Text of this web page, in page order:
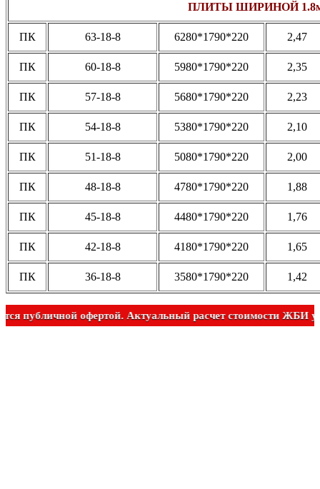
ПЛИТЫ ШИРИНОЙ
ПК 63-18-8 6280*1790*220 2,47
ПК 60-18-8 5980*1790*220 2,35
ПК 57-18-8 5680*1790*220 2,23
ПК 54-18-8 5380*1790*220 2,10
ПК 51-18-8 5080*1790*220 2,00
ПК 48-18-8 4780*1790*220 1,88
ПК 45-18-8 4480*1790*220 1,76
ПК 42-18-8 4180*1790*220 1,65
ПК 36-18-8 3580*1790*220 1,42
Не является публичной офертой. Актуальный расчет